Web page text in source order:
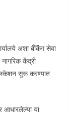
अशा बँकिंग सेवा
केंद्री
सुरू करण्यात
आधारलेल्या या